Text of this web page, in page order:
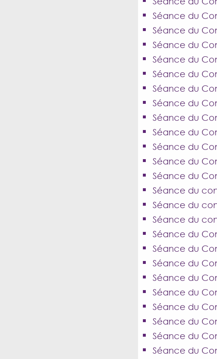
Séance du
Séance du
Séance du
Séance du
Séance du
Séance du
Séance du
Séance du
Séance du
Séance du
Séance du
Séance du
Séance du
Séance du
Séance du
Séance du
Séance du
Séance du
Séance du
Séance du
Séance du
Séance du
Séance du
Séance du